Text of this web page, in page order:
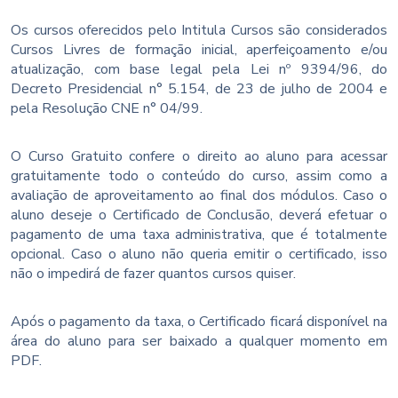
Os cursos oferecidos pelo Intitula Cursos são considerados
Cursos Livres de formação inicial, aperfeiçoamento e/ou
atualização, com base legal pela Lei nº 9394/96, do
Decreto Presidencial n° 5.154, de 23 de julho de 2004 e
pela Resolução CNE n° 04/99.
O Curso Gratuito confere o direito ao aluno para acessar
gratuitamente todo o conteúdo do curso, assim como a
avaliação de aproveitamento ao final dos módulos. Caso o
aluno deseje o Certificado de Conclusão, deverá efetuar o
pagamento de uma taxa administrativa, que é totalmente
opcional. Caso o aluno não queria emitir o certificado, isso
não o impedirá de fazer quantos cursos quiser.
Após o pagamento da taxa, o Certificado ficará disponível na
área do aluno para ser baixado a qualquer momento em
PDF.